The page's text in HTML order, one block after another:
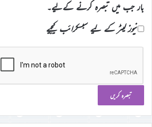
بار جب میں تبصرہ کرنے کےلیے۔
نیوز لیٹر کے لیے سبسکرائب کیجیے